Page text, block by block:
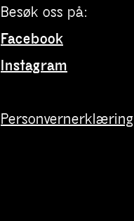
Besøk oss på:
Facebook
Instagram
Personvernerklæring